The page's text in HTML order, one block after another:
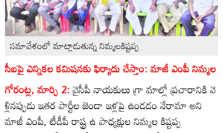
సమావేశంలో మాట్లాడుతున్న నిమ్మలకిష్టప్ప
సీఐపై ఎన్నికల కమిషనకు ఫిర్యాదు చేస్తాం: మాజీ ఎంపీ నిమ్మల
గోరంట్ల, మార్చి 2:వైసీపీ నాయకులు గ్రా మాల్లో ప్రచారానికి వె
ళ్లినప్పుడు ఇతర పార్టీల జెండా ఇళ్లపై ఉండడం నేరామా అని
మాజీ ఎంపీ, టీడీపీ రాష్ట్ర ఉ పాధ్యక్షుల నిమ్మల కిష్టప్ప